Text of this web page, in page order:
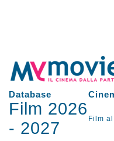
Database
Film 2026
- 2027 Film